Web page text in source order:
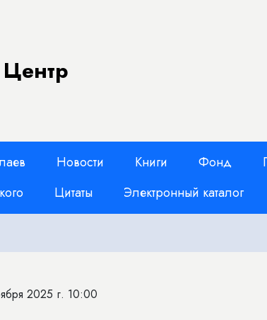
Новости Книги Фонд
Цитаты Электронный каталог
2025 г. 10:00